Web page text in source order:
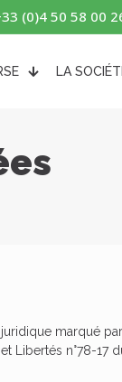
(0)4 50 58 00
LA
marqué
Libertés n°78-17